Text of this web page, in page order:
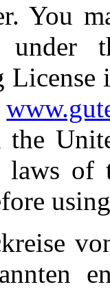
You
under
the
laws of